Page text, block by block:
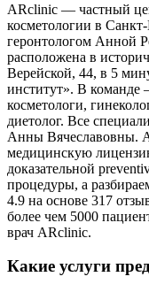
ARclinic — частный
косметологии в
геронтологом Анной
расположена в
Верейской, 44, в 5
институт». В команде
косметологи,
диетолог. Все
Анны Вячеславовны.
медицинскую
доказательной
процедуры, а
4.9 на основе 317
более чем 5000
врач ARclinic.
Какие услуги